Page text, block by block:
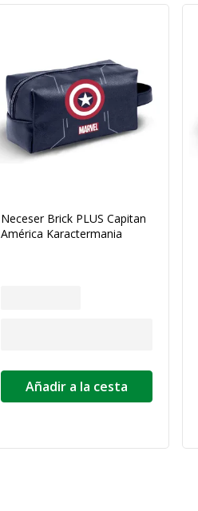
Neceser Brick PLUS Capitan
América Karactermania
Añadir a la cesta